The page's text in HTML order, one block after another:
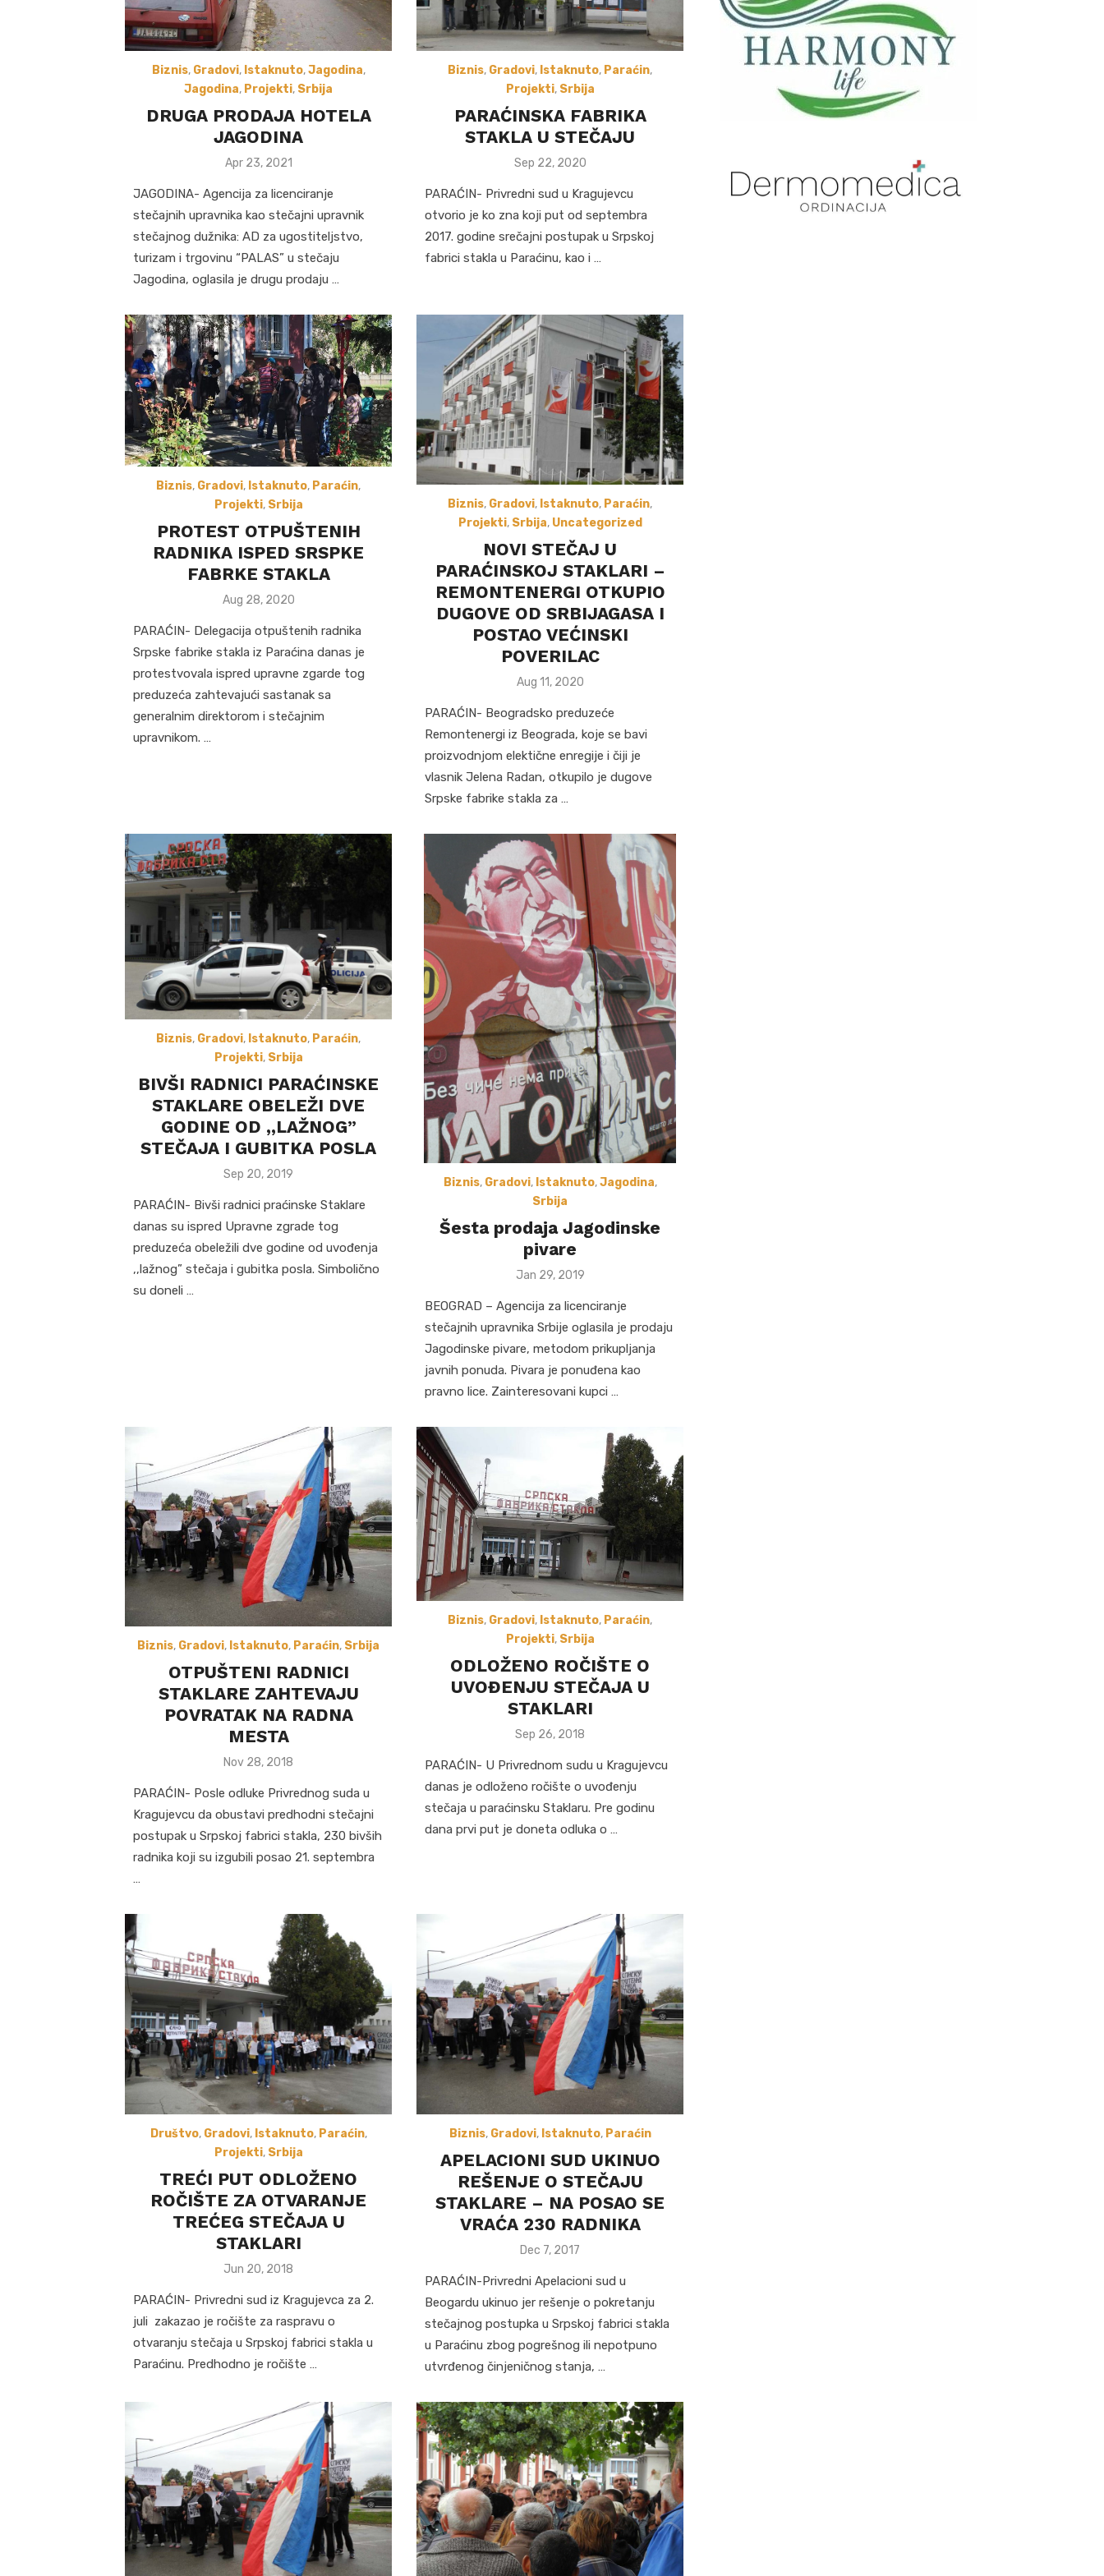
Biznis, Gradovi, Istaknuto,Jagodina,
Jagodina, Projekti, Srbija
DRUGA PRODAJA HOTELA
JAGODINA
Posted
Apr 23, 2021
JAGODINA- Agencija za licenciranje
stečajnih upravnika kao stečajni upravnik
stečajnog dužnika: AD za ugostiteljstvo,
turizam i trgovinu “PALAS” u stečaju
Jagodina, oglasila je drugu prodaju …
Biznis, Gradovi, Istaknuto, Paraćin,
Projekti, Srbija
PARAĆINSKA FABRIKA
STAKLA U STEČAJU
Posted
Sep 22, 2020
PARAĆIN- Privredni sud u Kragujevcu
otvorio je ko zna koji put od septembra
2017. godine srečajni postupak u Srpskoj
fabrici stakla u Paraćinu, kao i …
Biznis, Gradovi, Istaknuto, Paraćin,
Projekti, Srbija
PROTEST OTPUŠTENIH
RADNIKA ISPED SRSPKE
FABRKE STAKLA
Posted
Aug 28, 2020
PARAĆIN- Delegacija otpuštenih radnika
Srpske fabrike stakla iz Paraćina danas je
protestvovala ispred upravne zgarde tog
preduzeća zahtevajući sastanak sa
generalnim direktorom i stečajnim
upravnikom. …
Biznis, Gradovi, Istaknuto, Paraćin,
Projekti, Srbija, Uncategorized
NOVI STEČAJ U
PARAĆINSKOJ STAKLARI –
REMONTENERGI OTKUPIO
DUGOVE OD SRBIJAGASA I
POSTAO VEĆINSKI
POVERILAC
Posted
Aug 11, 2020
PARAĆIN- Beogradsko preduzeće
Remontenergi iz Beograda, koje se bavi
proizvodnjom elektične enregije i čiji je
vlasnik Jelena Radan, otkupilo je dugove
Srpske fabrike stakla za …
Biznis, Gradovi, Istaknuto, Paraćin,
Projekti, Srbija
BIVŠI RADNICI PARAĆINSKE
STAKLARE OBELEŽI DVE
GODINE OD ,,LAŽNOG”
STEČAJA I GUBITKA POSLA
Posted
Sep 20, 2019
PARAĆIN- Bivši radnici praćinske Staklare
danas su ispred Upravne zgrade tog
preduzeća obeležili dve godine od uvođenja
,,lažnog” stečaja i gubitka posla. Simbolično
su doneli …
Biznis, Gradovi, Istaknuto,Jagodina,
Srbija
Šesta prodaja Jagodinske
pivare
Posted
Jan 29, 2019
BEOGRAD – Agencija za licenciranje
stečajnih upravnika Srbije oglasila je prodaju
Jagodinske pivare, metodom prikupljanja
javnih ponuda. Pivara je ponuđena kao
pravno lice. Zainteresovani kupci …
Biznis, Gradovi, Istaknuto, Paraćin, Srbija
OTPUŠTENI RADNICI
STAKLARE ZAHTEVAJU
POVRATAK NA RADNA
MESTA
Posted
Nov 28, 2018
PARAĆIN- Posle odluke Privrednog suda u
Kragujevcu da obustavi predhodni stečajni
postupak u Srpskoj fabrici stakla, 230 bivših
radnika koji su izgubili posao 21. septembra
…
Biznis, Gradovi, Istaknuto, Paraćin,
Projekti, Srbija
ODLOŽENO ROČIŠTE O
UVOĐENJU STEČAJA U
STAKLARI
Posted
Sep 26, 2018
PARAĆIN- U Privrednom sudu u Kragujevcu
danas je odloženo ročište o uvođenju
stečaja u paraćinsku Staklaru. Pre godinu
dana prvi put je doneta odluka o …
Društvo, Gradovi, Istaknuto, Paraćin,
Projekti, Srbija
TREĆI PUT ODLOŽENO
ROČIŠTE ZA OTVARANJE
TREĆEG STEČAJA U
STAKLARI
Posted
Jun 20, 2018
PARAĆIN- Privredni sud iz Kragujevca za 2.
juli zakazao je ročište za raspravu o
otvaranju stečaja u Srpskoj fabrici stakla u
Paraćinu. Predhodno je ročište …
Biznis, Gradovi, Istaknuto, Paraćin
APELACIONI SUD UKINUO
REŠENJE O STEČAJU
STAKLARE – NA POSAO SE
VRAĆA 230 RADNIKA
Posted
Dec 7, 2017
PARAĆIN-Privredni Apelacioni sud u
Beogardu ukinuo jer rešenje o pokretanju
stečajnog postupka u Srpskoj fabrici stakla
u Paraćinu zbog pogrešnog ili nepotpuno
utvrđenog činjeničnog stanja, …